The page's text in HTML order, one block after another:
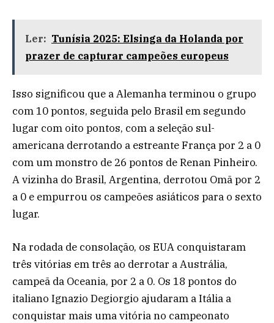
Ler: Tunísia 2025: Elsinga da Holanda por
prazer de capturar campeões europeus
Isso significou que a Alemanha terminou o grupo
com 10 pontos, seguida pelo Brasil em segundo
lugar com oito pontos, com a seleção sul-
americana derrotando a estreante França por 2 a 0
com um monstro de 26 pontos de Renan Pinheiro.
A vizinha do Brasil, Argentina, derrotou Omã por 2
a 0 e empurrou os campeões asiáticos para o sexto
lugar.
Na rodada de consolação, os EUA conquistaram
três vitórias em três ao derrotar a Austrália,
campeã da Oceania, por 2 a 0. Os 18 pontos do
italiano Ignazio Degiorgio ajudaram a Itália a
conquistar mais uma vitória no campeonato